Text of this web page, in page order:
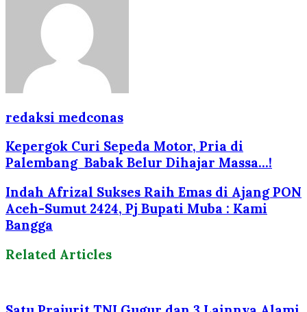
redaksi medconas
Kepergok Curi Sepeda Motor, Pria di
Palembang Babak Belur Dihajar Massa...!
Indah Afrizal Sukses Raih Emas di Ajang PON
Aceh-Sumut 2424, Pj Bupati Muba : Kami
Bangga
Related Articles